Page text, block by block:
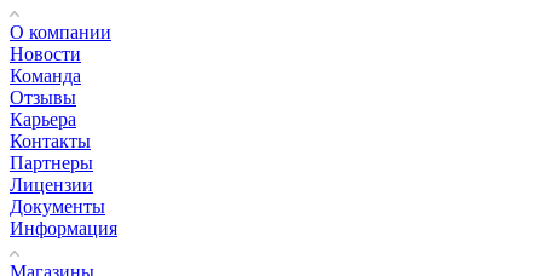
О компании
Новости
Команда
Отзывы
Карьера
Контакты
Партнеры
Лицензии
Документы
Информация
Магазины